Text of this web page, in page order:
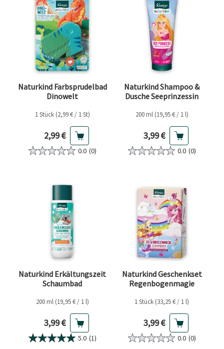
Naturkind Farbsprudelbad
Dinowelt
1 Stück (2,99 € / 1 St)
Aktueller Preis
2,99 €
0.0 (0)
Naturkind Shampoo &
Dusche Seeprinzessin
200 ml (19,95 € / 1 l)
Aktueller Preis
3,99 €
0.0 (0)
Naturkind Erkältungszeit
Schaumbad
200 ml (19,95 € / 1 l)
Aktueller Preis
3,99 €
5.0 (1)
Naturkind Geschenkset
Regenbogenmagie
1 Stück (33,25 € / 1 l)
Aktueller Preis
3,99 €
0.0 (0)